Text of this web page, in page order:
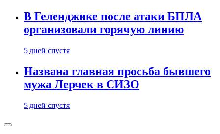
В Геленджике после атаки БПЛА
организовали горячую линию
5 дней спустя
Названа главная просьба бывшего
мужа Лерчек в СИЗО
5 дней спустя